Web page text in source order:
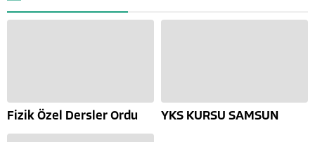
Fizik Özel Dersler Ordu YKS KURSU SAMSUN